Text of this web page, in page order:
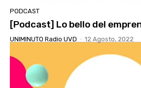
PODCAST
[Podcast] Lo bello del
UNIMINUTO Radio UVD - 12 Agosto, 2022